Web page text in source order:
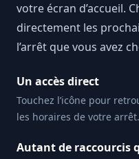
votre écran d’accueil.
directement les
l’arrêt que vous avez
Un accès direct
Touchez l’icône pour
les horaires de votre arrêt.
Autant de raccourcis